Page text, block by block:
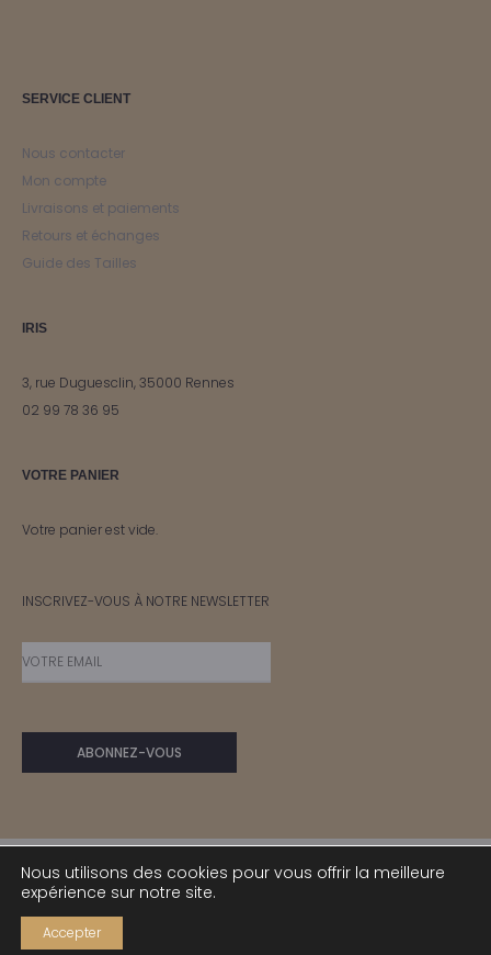
SERVICE CLIENT
Nous contacter
Mon compte
Livraisons et paiements
Retours et échanges
Guide des Tailles
IRIS
3, rue Duguesclin, 35000 Rennes
02 99 78 36 95
VOTRE PANIER
Votre panier est vide.
INSCRIVEZ-VOUS À NOTRE NEWSLETTER
Nous utilisons des cookies pour vous offrir la meilleure
expérience sur notre site.
Accepter